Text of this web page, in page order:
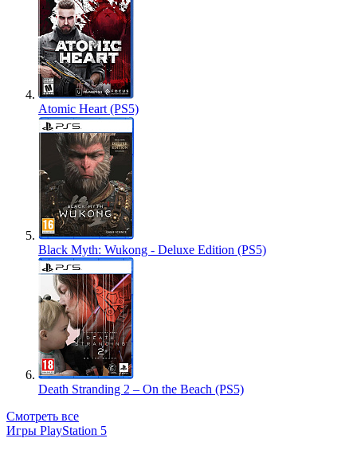
Atomic Heart (PS5)
Black Myth: Wukong - Deluxe Edition (PS5)
Death Stranding 2 – On the Beach (PS5)
Смотреть все
Игры PlayStation 5